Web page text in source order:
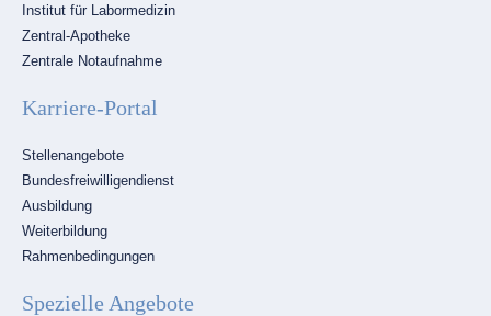
Institut für Labormedizin
Zentral-Apotheke
Zentrale Notaufnahme
Karriere-Portal
Navigation
überspringen
Stellenangebote
Bundesfreiwilligendienst
Ausbildung
Weiterbildung
Rahmenbedingungen
Spezielle Angebote